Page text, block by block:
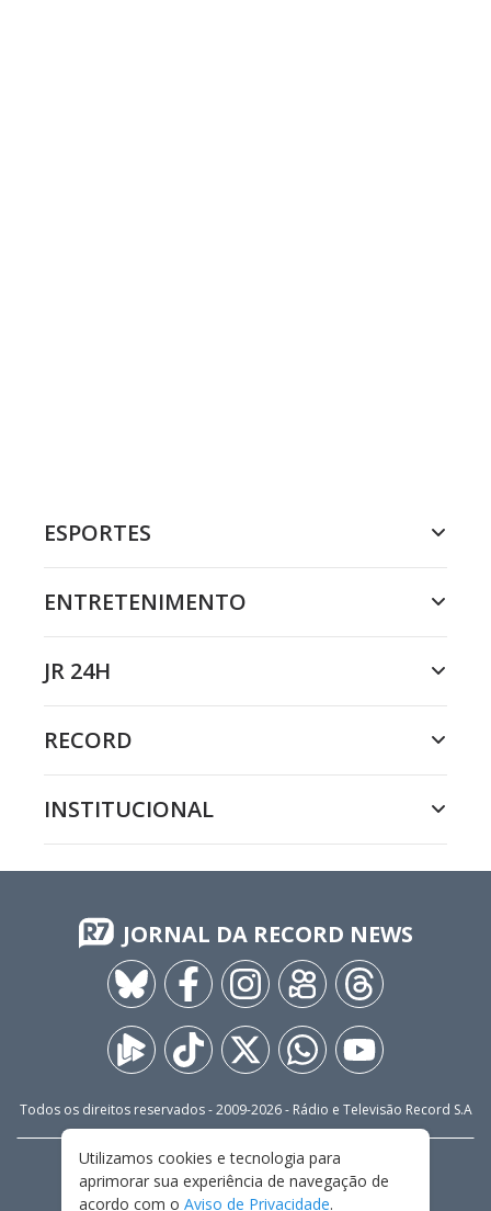
ESPORTES
ENTRETENIMENTO
JR 24H
RECORD
INSTITUCIONAL
JORNAL DA RECORD NEWS
Todos os direitos reservados - 2009-2026- Rádio e Televisão Record S.A
FALE CONOSCO
PRIVACIDADE
TERMOS E CONDIÇÕES DE USO
Utilizamos cookies e tecnologia para
aprimorar sua experiência de navegação de
acordo com o Aviso de Privacidade.